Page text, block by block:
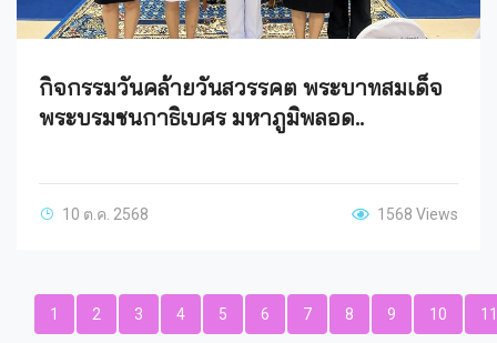
กิจกรรมวันคล้ายวันสวรรคต พระบาทสมเด็จ
พระบรมชนกาธิเบศร มหาภูมิพลอด..
10 ต.ค. 2568 1568 Views
1 2 3 4 5 6 7 8 9 10 11